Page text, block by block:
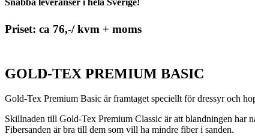
Priset: ca 76,-/ kvm + moms
GOLD-TEX PREMIUM BASIC
Gold-Tex Premium Basic är framtaget speciellt för dressyr och
Skillnaden till Gold-Tex Premium Classic är att blandningen har
Fibersanden är bra till dem som vill ha mindre fiber i sanden.